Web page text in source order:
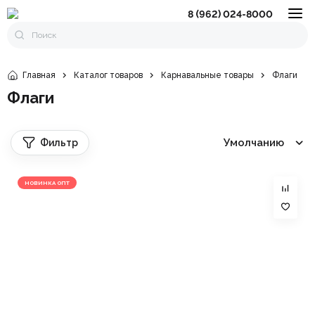
8 (962) 024-8000
Главная Каталог товаров Карнавальные товары Флаги
Флаги
Фильтр Умолчанию
НОВИНКА ОПТ